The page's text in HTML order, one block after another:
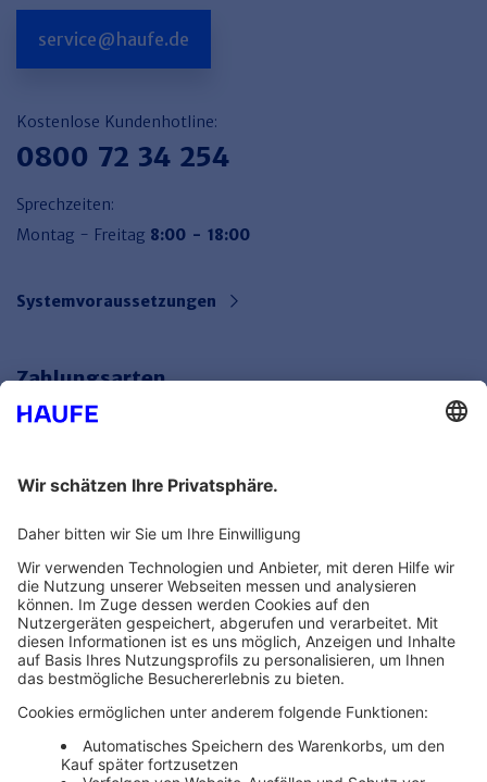
service@haufe.de
Kostenlose Kundenhotline:
0800 72 34 254
Sprechzeiten:
Montag - Freitag 8:00 - 18:00
Systemvoraussetzungen
Zahlungsarten